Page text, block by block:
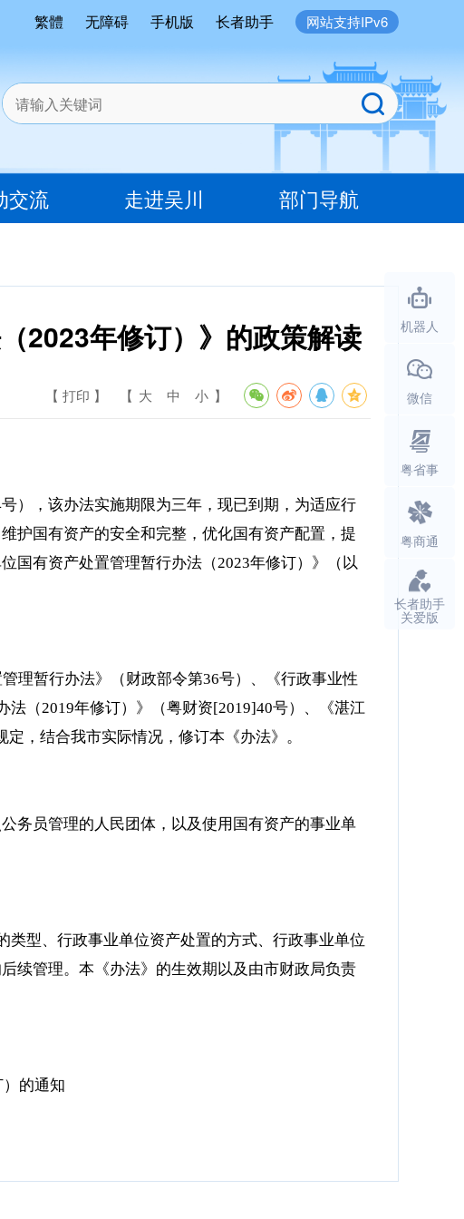
繁體 无障碍 手机版 长者助手 网站支持IPv6
交流 走进吴川 部门导航
2023年修订）》的政策解读
【 打印 】 【 大 中 小 】
），该办法实施期限为三年，现已到期，为适应行
护国有资产的安全和完整，优化国有资产配置，提
国有资产处置管理暂行办法（2023年修订）》（以
理暂行办法》（财政部令第36号）、《行政事业性
（2019年修订）》（粤财资[2019]40号）、《湛江
，结合我市实际情况，修订本《办法》。
务员管理的人民团体，以及使用国有资产的事业单
型、行政事业单位资产处置的方式、行政事业单位
续管理。本《办法》的生效期以及由市财政局负责
的通知
机器人
微信
粤省事
粤商通
长者助手
关爱版